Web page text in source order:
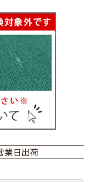
業日出荷